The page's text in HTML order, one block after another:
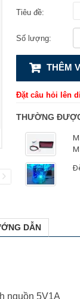
Tiêu đề:
Số lượng:
THÊM
Đặt câu hỏi lên
THƯỜNG
DẪN
nguồn 5V1A